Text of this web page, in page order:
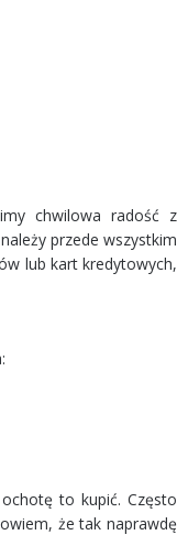
chwilowa radość z
przede wszystkim
lub kart kredytowych,
to kupić. Często
że tak naprawdę